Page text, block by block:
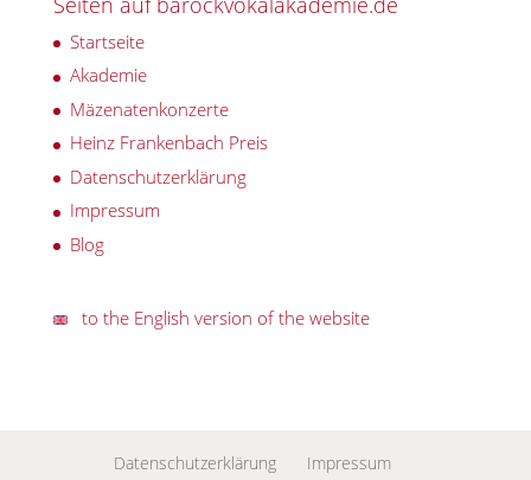
Startseite
Akademie
Mäzenatenkonzerte
Heinz Frankenbach Preis
Datenschutzerklärung
Impressum
Blog
to the English version of the website
Datenschutzerklärung Impressum